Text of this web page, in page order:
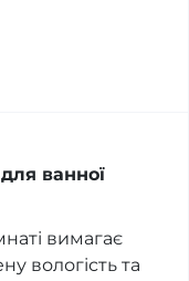
ванної
вимагає
вологість та